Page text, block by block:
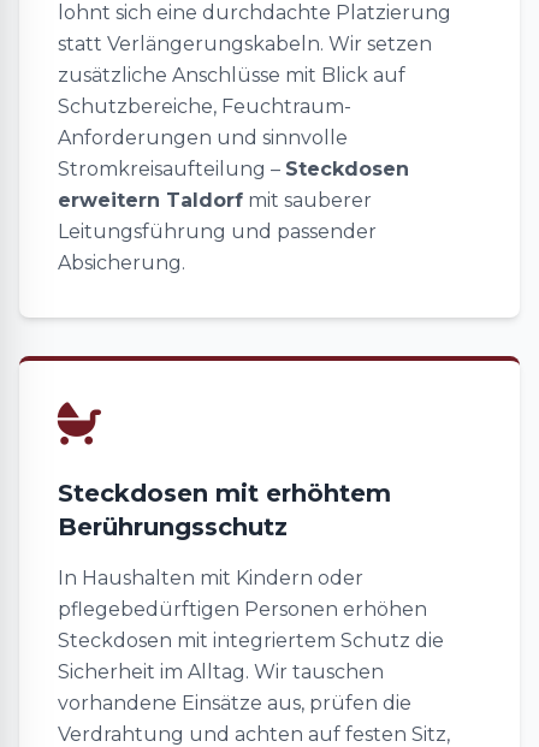
lohnt sich eine durchdachte Platzierung
statt Verlängerungskabeln. Wir setzen
zusätzliche Anschlüsse mit Blick auf
Schutzbereiche, Feuchtraum-
Anforderungen und sinnvolle
Stromkreisaufteilung – Steckdosen
erweitern Taldorf mit sauberer
Leitungsführung und passender
Absicherung.
Steckdosen mit erhöhtem
Berührungsschutz
In Haushalten mit Kindern oder
pflegebedürftigen Personen erhöhen
Steckdosen mit integriertem Schutz die
Sicherheit im Alltag. Wir tauschen
vorhandene Einsätze aus, prüfen die
Verdrahtung und achten auf festen Sitz,